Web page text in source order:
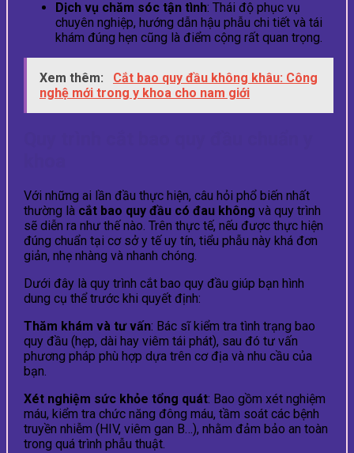
Dịch vụ chăm sóc tận tình: Thái độ phục vụ
chuyên nghiệp, hướng dẫn hậu phẫu chi tiết và tái
khám đúng hẹn cũng là điểm cộng rất quan trọng.
Xem thêm:
Cắt bao quy đầu không khâu: Công
nghệ mới trong y khoa cho nam giới
Với những ai lần đầu thực hiện, câu hỏi phổ biến nhất
thường là cắt bao quy đầu có đau không và quy trình
sẽ diễn ra như thế nào. Trên thực tế, nếu được thực hiện
đúng chuẩn tại cơ sở y tế uy tín, tiểu phẫu này khá đơn
giản, nhẹ nhàng và nhanh chóng.
Dưới đây là quy trình cắt bao quy đầu giúp bạn hình
dung cụ thể trước khi quyết định:
Thăm khám và tư vấn: Bác sĩ kiểm tra tình trạng bao
quy đầu (hẹp, dài hay viêm tái phát), sau đó tư vấn
phương pháp phù hợp dựa trên cơ địa và nhu cầu của
bạn.
Xét nghiệm sức khỏe tổng quát: Bao gồm xét nghiệm
máu, kiểm tra chức năng đông máu, tầm soát các bệnh
truyền nhiễm (HIV, viêm gan B…), nhằm đảm bảo an toàn
trong quá trình phẫu thuật.